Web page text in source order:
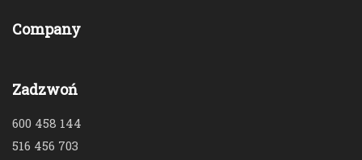
Company
Zadzwoń
600 458 144
516 456 703